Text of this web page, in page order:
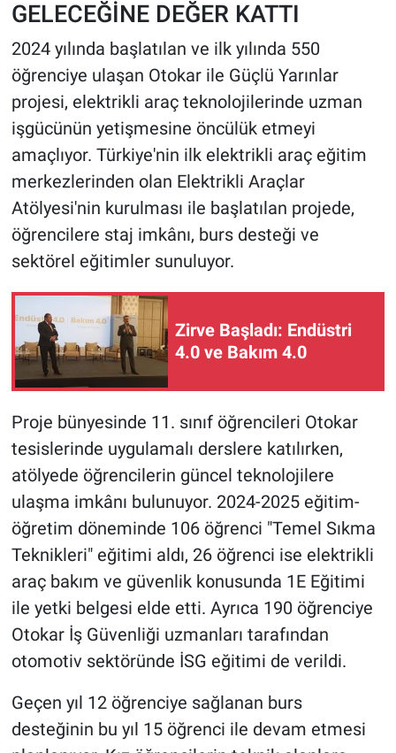
GELECEĞİNE DEĞER KATTI
2024 yılında başlatılan ve ilk yılında 550
öğrenciye ulaşan Otokar ile Güçlü Yarınlar
projesi, elektrikli araç teknolojilerinde uzman
işgücünün yetişmesine öncülük etmeyi
amaçlıyor. Türkiye'nin ilk elektrikli araç eğitim
merkezlerinden olan Elektrikli Araçlar
Atölyesi'nin kurulması ile başlatılan projede,
öğrencilere staj imkânı, burs desteği ve
sektörel eğitimler sunuluyor.
Zirve Başladı: Endüstri
4.0 ve Bakım 4.0
Proje bünyesinde 11. sınıf öğrencileri Otokar
tesislerinde uygulamalı derslere katılırken,
atölyede öğrencilerin güncel teknolojilere
ulaşma imkânı bulunuyor. 2024-2025 eğitim-
öğretim döneminde 106 öğrenci "Temel Sıkma
Teknikleri" eğitimi aldı, 26 öğrenci ise elektrikli
araç bakım ve güvenlik konusunda 1E Eğitimi
ile yetki belgesi elde etti. Ayrıca 190 öğrenciye
Otokar İş Güvenliği uzmanları tarafından
otomotiv sektöründe İSG eğitimi de verildi.
Geçen yıl 12 öğrenciye sağlanan burs
desteğinin bu yıl 15 öğrenci ile devam etmesi